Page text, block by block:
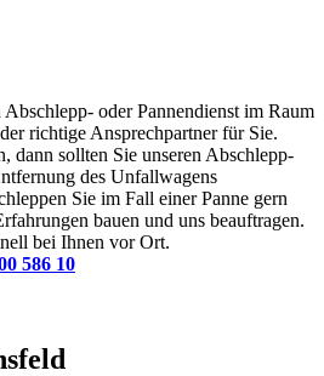
oder Pannendienst im Raum
richtige Ansprechpartner für Sie.
dann sollten Sie unseren Abschlepp-
des Unfallwagens
Sie im Fall einer Panne gern
bauen und uns beauftragen.
bei Ihnen vor Ort.
586 10